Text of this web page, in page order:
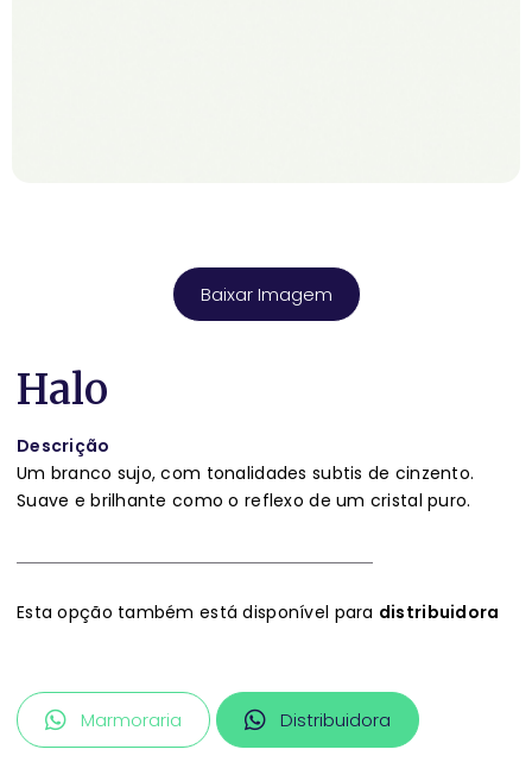
Baixar Imagem
Halo
Descrição
Um branco sujo, com tonalidades subtis de cinzento.
Suave e brilhante como o reflexo de um cristal puro.
Esta opção também está disponível para distribuidora
Marmoraria Distribuidora